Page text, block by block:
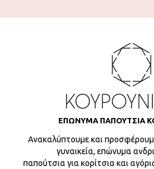
ΕΠΩΝΥΜΑ ΠΑΠΟΥΤΣΙΑ
Ανακαλύπτουμε και
γυναικεία, επώνυμα
παπούτσια για κορίτσια και